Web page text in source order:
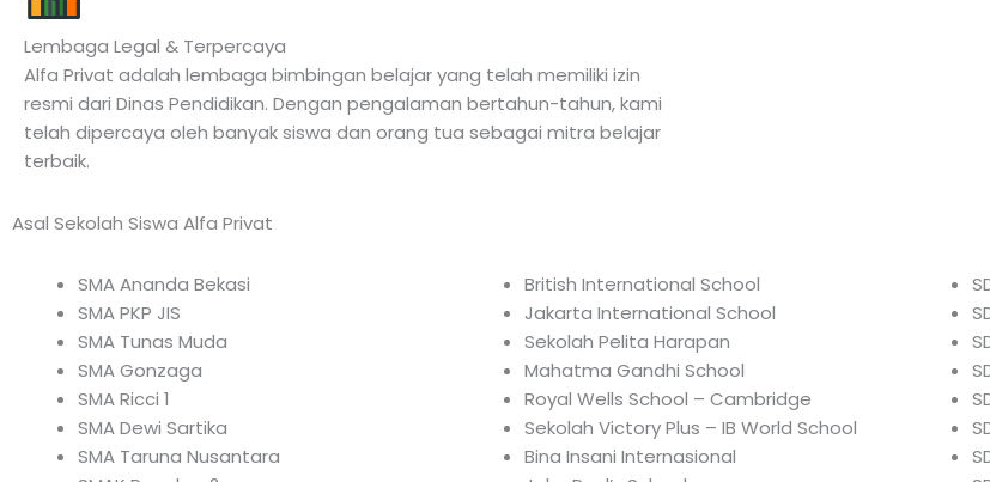
Lembaga Legal & Terpercaya
Alfa Privat adalah lembaga bimbingan belajar yang telah memiliki izin
resmi dari Dinas Pendidikan. Dengan pengalaman bertahun-tahun, kami
telah dipercaya oleh banyak siswa dan orang tua sebagai mitra belajar
terbaik.
Asal Sekolah Siswa Alfa Privat
SMA Ananda Bekasi
SMA PKP JIS
SMA Tunas Muda
SMA Gonzaga
SMA Ricci 1
SMA Dewi Sartika
SMA Taruna Nusantara
British International School
Jakarta International School
Sekolah Pelita Harapan
Mahatma Gandhi School
Royal Wells School – Cambridge
Sekolah Victory Plus – IB World School
Bina Insani Internasional